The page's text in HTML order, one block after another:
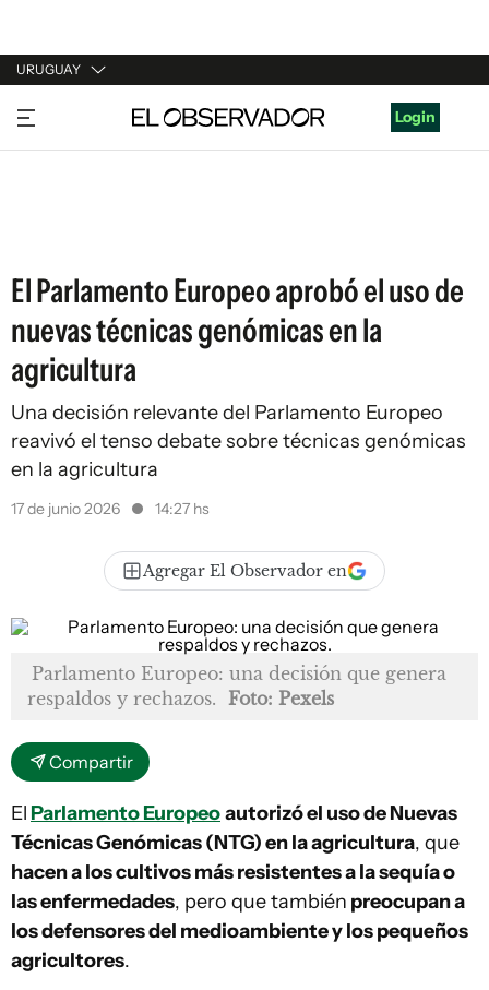
URUGUAY
URUGUAY
ARGENTINA
Login
El Parlamento Europeo aprobó el uso de
nuevas técnicas genómicas en la
agricultura
Una decisión relevante del Parlamento Europeo
reavivó el tenso debate sobre técnicas genómicas
en la agricultura
17 de junio 2026 14:27 hs
Agregar El Observador en
Parlamento Europeo: una decisión que genera
respaldos y rechazos. Foto: Pexels
Compartir
ElParlamento Europeoautorizó el uso de Nuevas
Técnicas Genómicas (NTG) en la agricultura, que
hacen a los cultivos más resistentes a la sequía o
las enfermedades, pero que también preocupan a
los defensores del medioambiente y los pequeños
agricultores.